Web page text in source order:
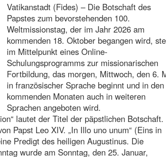
Vatikanstadt (Fides) – Die Botschaft des
Papstes zum bevorstehenden 100.
Weltmissionstag, der im Jahr 2026 am
kommenden 18. Oktober begangen wird,
im Mittelpunkt eines Online-
Schulungsprogramms zur missionarischen
Fortbildung, das morgen, Mittwoch, den 6.
in französischer Sprache beginnt und in den
kommenden Monaten auch in weiteren
Sprachen angeboten wird.
lautet der Titel der päpstlichen Botschaft.
Papst Leo XIV. „In Illo uno unum“ (Eins in
Predigt des heiligen Augustinus. Die
wurde am Sonntag, den 25. Januar,